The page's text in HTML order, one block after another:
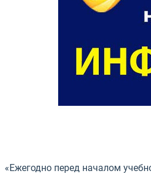
«Ежегодно перед началом